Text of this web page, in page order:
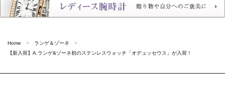
Home
ランゲ＆ゾーネ
【新入荷】A.ランゲ&ゾーネ初のステンレスウォッチ「オデュッセウス」が入荷！